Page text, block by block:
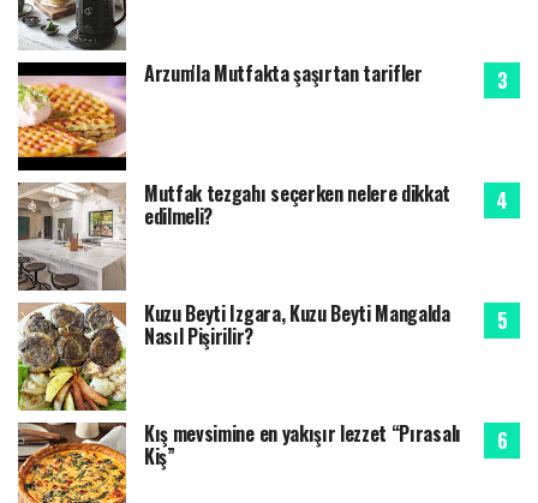
Arzum'la Mutfakta şaşırtan tarifler
Mutfak tezgahı seçerken nelere dikkat
edilmeli?
Kuzu Beyti Izgara, Kuzu Beyti Mangalda
Nasıl Pişirilir?
Kış mevsimine en yakışır lezzet “Pırasalı
Kiş”